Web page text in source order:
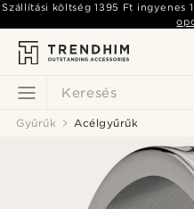
Keresés
Szállítási költség1395 Ft ingyenes
Gyűrűk Acélgyűrűk